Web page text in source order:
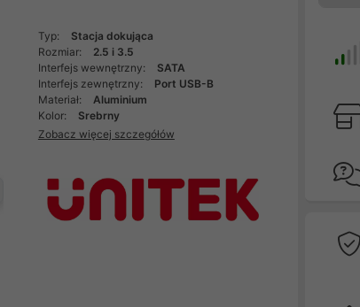
Następny
Typ:
Stacja dokująca
Rozmiar:
2.5 i 3.5
Interfejs wewnętrzny:
SATA
Interfejs zewnętrzny:
Port USB-B
Materiał:
Aluminium
Kolor:
Srebrny
Zobacz więcej szczegółów